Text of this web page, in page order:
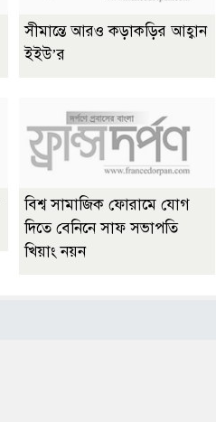
সীমান্তে আরও কড়াকড়ির আহ্বান
ইইউ’র
বিশ্ব সামাজিক ফোরামে যোগ
দিতে বেনিনে সাফ সভাপতি
খিয়াং নয়ন